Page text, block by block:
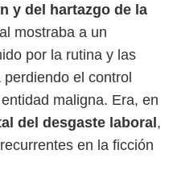
y del hartazgo de la
mostraba a un
por la rutina y las
el control
maligna. Era, en
del desgaste laboral,
en la ficción